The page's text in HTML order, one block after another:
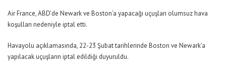
Air France, ABD’de Newark ve Boston’a yapacağı uçuşları olumsuz hava
koşulları nedeniyle iptal etti.
Havayolu açıklamasında, 22-23 Şubat tarihlerinde Boston ve Newark’a
yapılacak uçuşların iptal edildiği duyuruldu.